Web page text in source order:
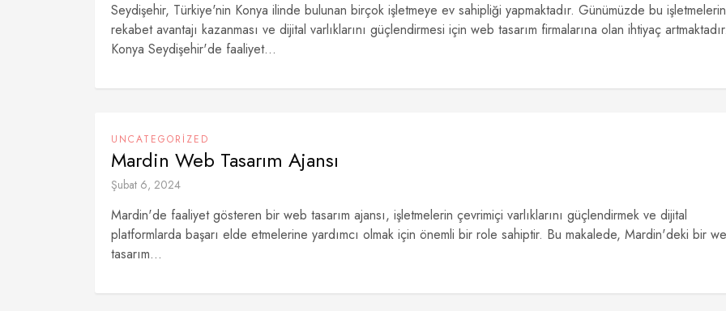
Seydişehir, Türkiye'nin Konya ilinde bulunan birçok işletmeye ev sahipliği yapmaktadır. Günümüzde bu işletmelerin
rekabet avantajı kazanması ve dijital varlıklarını güçlendirmesi için web tasarım firmalarına olan ihtiyaç
Konya Seydişehir'de faaliyet...
UNCATEGORIZED
Mardin Web Tasarım Ajansı
Şubat 6, 2024
Mardin'de faaliyet gösteren bir web tasarım ajansı, işletmelerin çevrimiçi varlıklarını güçlendirmek ve dijital
platformlarda başarı elde etmelerine yardımcı olmak için önemli bir role sahiptir. Bu makalede, Mardin'deki bir
tasarım...